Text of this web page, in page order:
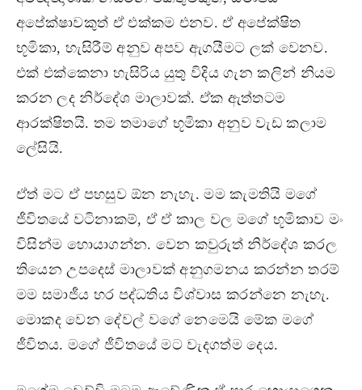
අපේක්ෂාවකුත් ඒ එක්කම එනව. ඒ අපේක්ෂිත
භූමිකා, හැසිරීම් අනුව අපව ඇගයීමට ලක් වෙනව.
එක් එක්කෙනා හැසිරිය යුතු විදිය ගැන කලින් නියම
කරන ලද නිර්දේශ මාලාවක්. ඒක ඇත්තටම
ආරක්ෂිතයි. තම තමාගේ භූමිකා අනුව වැඩ කලාම
ලේසියි.
ඒත් මට ඒ පහසුව ඕන නැහැ. මම කැමතියි මගේ
ජීවිතයේ වටිනාකම්, ඒ ඒ කාල වල මගේ භූමිකාව මං
විසින්ම හොයාගන්න. වෙන කවුරුත් නිර්දේශ කරල
තියෙන උපදෙස් මාලාවක් අනුගමනය කරන්න තරම්
මම සමාජීය හර පද්ධතිය විශ්වාස කරන්නෙ නැහැ.
මොකද වෙන දේවල් වගේ නෙමෙයි මේක මගේ
ජීවිතය. මගේ ජීවිතයේ මට වැදගත්ම දෙය.